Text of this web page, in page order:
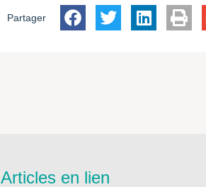
Partager
Articles en lien